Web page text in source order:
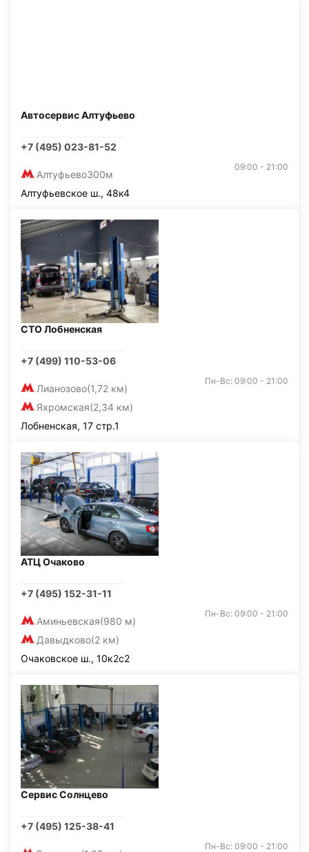
Автосервис Алтуфьево
+7 (495) 023-81-52
Алтуфьево300м
09:00 - 21:00
Алтуфьевское ш., 48к4
СТО Лобненская
+7 (499) 110-53-06
Лианозово(1,72 км)
Яхромская(2,34 км)
Пн-Вс: 09:00 - 21:00
Лобненская, 17 стр.1
АТЦ Очаково
+7 (495) 152-31-11
Аминьевская(980 м)
Давыдково(2 км)
Пн-Вс: 09:00 - 21:00
Очаковское ш., 10к2с2
Сервис Солнцево
+7 (495) 125-38-41
Пн-Вс: 09:00 - 21:00